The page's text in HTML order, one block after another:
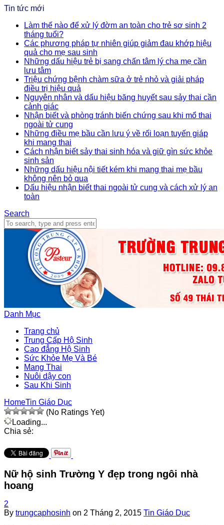
Tin tức mới
Làm thế nào để xử lý đờm an toàn cho trẻ sơ sinh 2
tháng tuổi?
Các phương pháp tự nhiên giúp giảm đau khớp hiệu
quả cho mẹ sau sinh
Những dấu hiệu trẻ bị sang chấn tâm lý cha mẹ cần
lưu tâm
Triệu chứng bệnh chàm sữa ở trẻ nhỏ và giải pháp
điều trị hiệu quả
Nguyên nhân và dấu hiệu băng huyết sau sảy thai cần
cảnh giác
Nhận biết và phòng tránh biến chứng sau khi mổ thai
ngoài tử cung
Những điều mẹ bầu cần lưu ý về rối loạn tuyến giáp
khi mang thai
Cách nhận biết sảy thai sinh hóa và giữ gìn sức khỏe
sinh sản
Những dấu hiệu nội tiết kém khi mang thai mẹ bầu
không nên bỏ qua
Dấu hiệu nhận biết thai ngoài tử cung và cách xử lý an
toàn
Search
Danh Mục
Trang chủ
Trung Cấp Hộ Sinh
Cao đẳng Hộ Sinh
Sức Khỏe Mẹ Và Bé
Mang Thai
Nuôi dậy con
Sau Khi Sinh
HomeTin Giáo Dục
(No Ratings Yet)
Loading...
Chia sẻ:
Nữ hộ sinh Trường Y đẹp trong ngôi nhà
hoang
2
By trungcaphosinh on 2 Tháng 2, 2015 Tin Giáo Dục